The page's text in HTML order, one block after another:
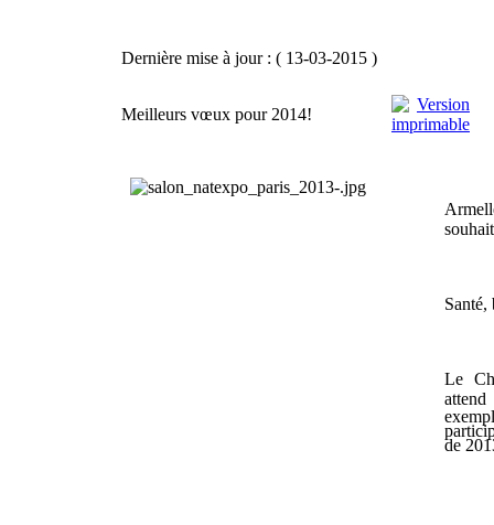
Dernière mise à jour : ( 13-03-2015 )
Meilleurs vœux pour 2014!
Le
attend
de